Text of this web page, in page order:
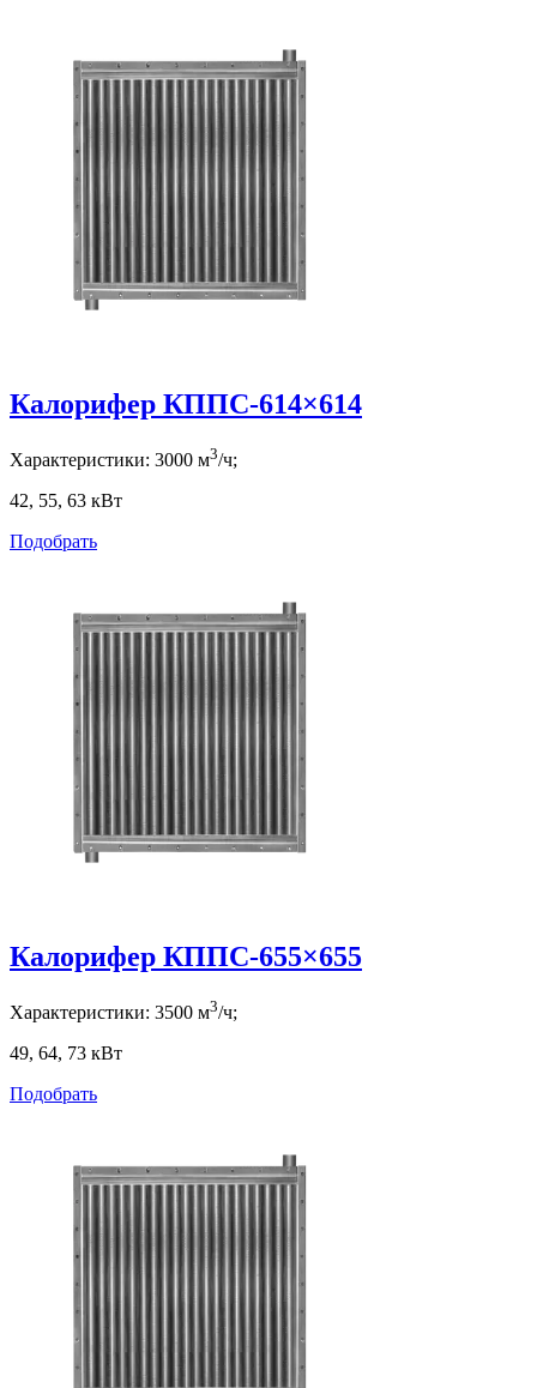
Калорифер КППС-614×614
Характеристики: 3000 м3/ч;
42, 55, 63 кВт
Подобрать
Калорифер КППС-655×655
Характеристики: 3500 м3/ч;
49, 64, 73 кВт
Подобрать